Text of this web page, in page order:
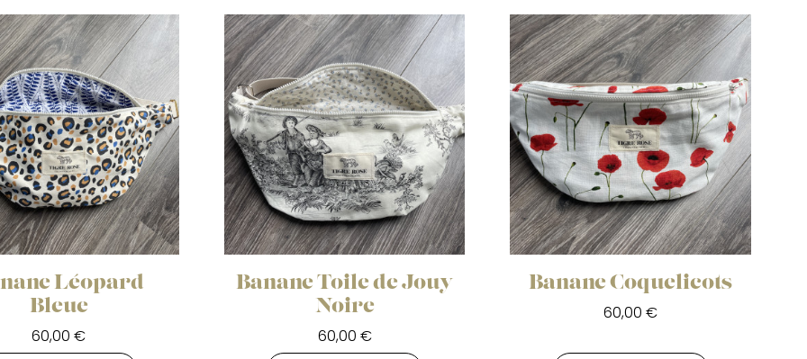
Léopard
Bleue
60,00 €
Banane Toile de Jouy
Noire
60,00 €
Banane Coquelicots
60,00 €